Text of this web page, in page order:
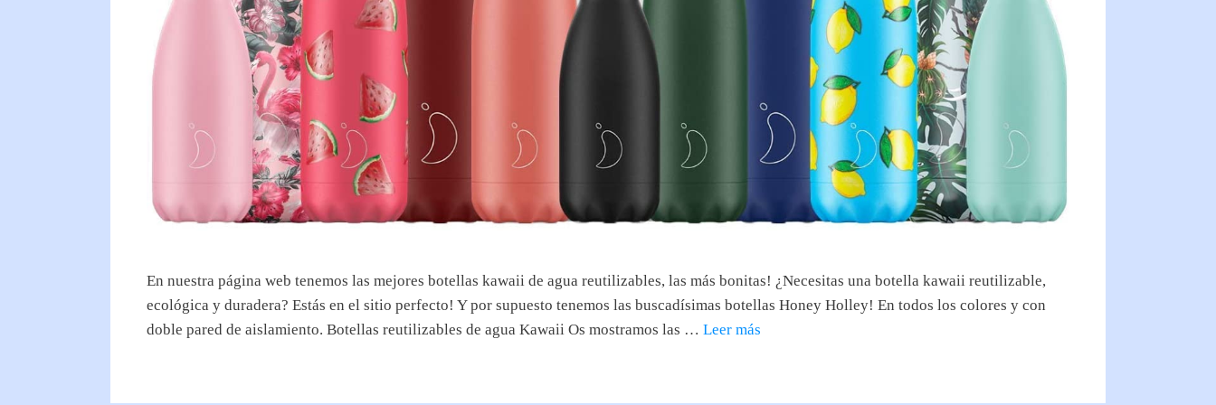
En nuestra página web tenemos las mejores botellas kawaii de agua reutilizables, las más bonitas! ¿Necesitas una botella kawaii reutilizable,
ecológica y duradera? Estás en el sitio perfecto! Y por supuesto tenemos las buscadísimas botellas Honey Holley! En todos los colores y con
doble pared de aislamiento. Botellas reutilizables de agua Kawaii Os mostramos las … Leer más